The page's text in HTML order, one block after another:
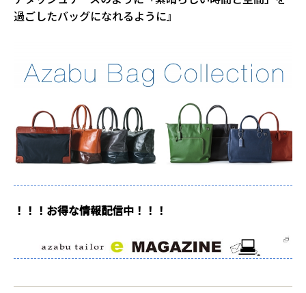
過ごしたバッグになれるように』
！！！お得な情報配信中！！！